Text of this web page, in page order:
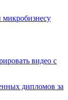
микробизнесу
видео с
дипломов за